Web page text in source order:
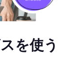
を使う